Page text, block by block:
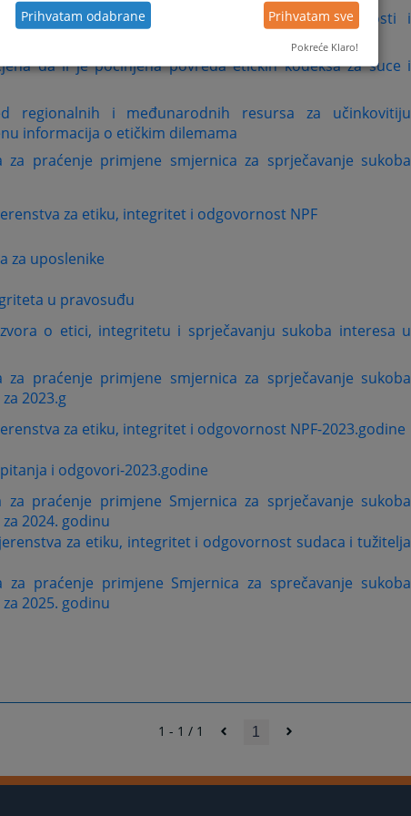
pravosudne funkcije prilikom istupanja u javnosti i
da li je počinjena povreda etičkih kodeksa za suce i
regionalnih i međunarodnih resursa za učinkovitiju
informacija o etičkim dilemama
za praćenje primjene smjernica za sprječavanje sukoba
za etiku, integritet i odgovornost NPF
za uposlenike
u pravosuđu
o etici, integritetu i sprječavanju sukoba interesa u
za praćenje primjene smjernica za sprječavanje sukoba
2023.g
za etiku, integritet i odgovornost NPF-2023.godine
i odgovori-2023.godine
za praćenje primjene Smjernica za sprječavanje sukoba
2024. godinu
za etiku, integritet i odgovornost sudaca i tužitelja
za praćenje primjene Smjernica za sprečavanje sukoba
2025. godinu
1 - 1 / 1 1
Prihvatam odabrane Prihvatam sve
Pokreće Klaro!